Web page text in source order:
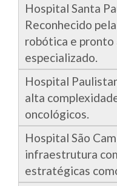
Hospital Santa
Reconhecido
robótica e
especializado.
Hospital
alta
oncológicos.
Hospital São
infraestrutura
estratégicas